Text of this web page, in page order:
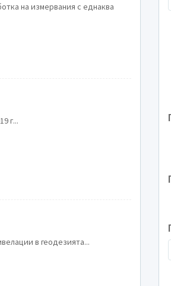
на измервания с еднаква
г...
в геодезията...